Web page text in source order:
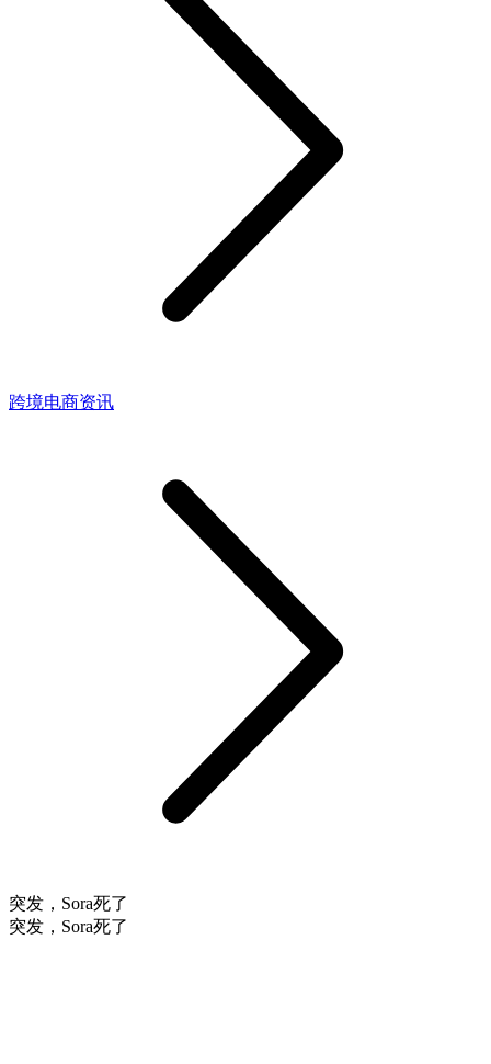
跨境电商资讯
突发，Sora死了
突发，Sora死了